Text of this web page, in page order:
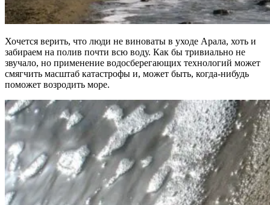
Хочется верить, что люди не виноваты в уходе Арала, хоть и
забираем на полив почти всю воду. Как бы тривиально не
звучало, но применение водосберегающих технологий может
смягчить масштаб катастрофы и, может быть, когда-нибудь
поможет возродить море.